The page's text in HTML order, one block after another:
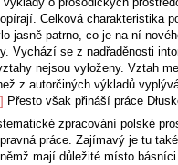
Celková charakteristika
jasně patrno, co je na ní
Vychází se z nadřaděnosti
nejsou vyloženy. Vztah
z autorčiných výkladů
Přesto však přináší práce
zpracování polské
práce. Zajímavý je tu
mají důležité místo